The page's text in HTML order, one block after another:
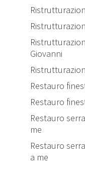
Giovanni
Restauro
Restauro
Restauro
me
Restauro
a me